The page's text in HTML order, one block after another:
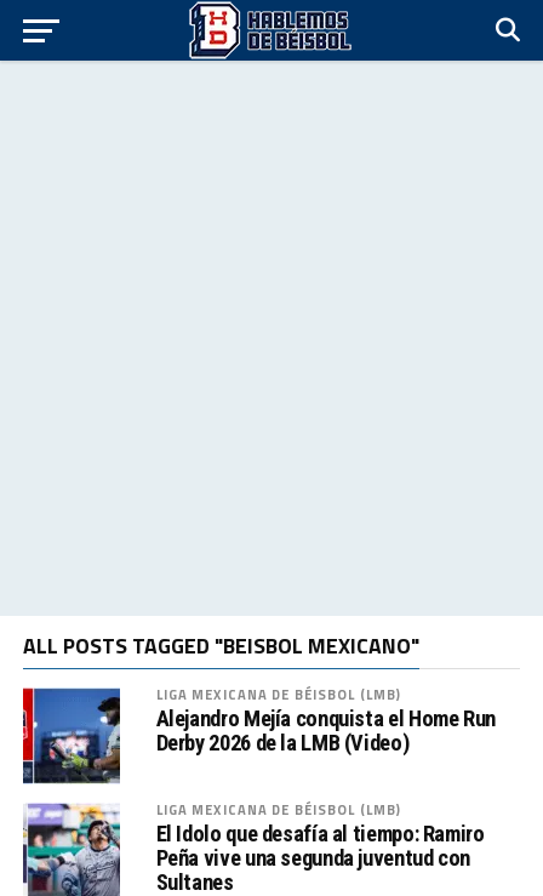
ALL POSTS TAGGED "BEISBOL MEXICANO"
LIGA MEXICANA DE BÉISBOL (LMB)
Alejandro Mejía conquista el Home Run
Derby 2026 de la LMB (Video)
LIGA MEXICANA DE BÉISBOL (LMB)
El Idolo que desafía al tiempo: Ramiro
Peña vive una segunda juventud con
Sultanes